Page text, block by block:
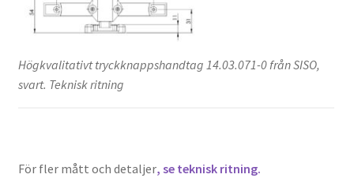
Högkvalitativt tryckknappshandtag 14.03.071-0 från SISO,
svart. Teknisk ritning
För fler mått och detaljer, se teknisk ritning.